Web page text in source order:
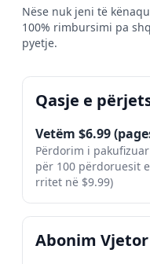
Nëse nuk jeni të
100% rimbursimi pa
pyetje.
Qasje e
Vetëm $6.99
Përdorim i
për 100 përdoruesit
rritet në $9.99)
Abonim Vjetor